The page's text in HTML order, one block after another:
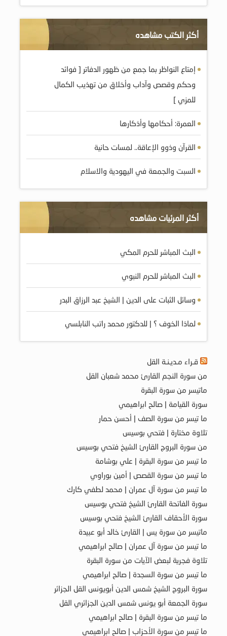
أكثر الكتب مشاهده
إمتاع النواظر بما جمع من ظهور الدفاتر [ فوائد
وحكم وقصص وآداب وأخلاق من تهذيب الكمال
للمزي ]
العمرة: أحكامها وأذكارها
القرآن وذوو الإعاقة.. لمسات حانية
السبت والجمعة في اليهودية والاسلام
أكثر المرئيات مشاهده
البث المباشر للحرم المكي
البث المباشر للحرم النبوي
وسائل الثبات على الدين | الشيخ عبد الرزاق البدر
لماذا الخوف ؟ | للدكتور محمد راتب النابلسي
قـراء مـديـنـة القل
من سورة النجم القارئ محمد شعبان القل
ماتيسر من سورة البقرة
سورة القيامة | صالح ابراهيمي
ما تيسر من سورة الصف | أحسن حمار
تلاوة مختارة | فتحي بوسيس
من سورة البروج القارئ الشيخ فتحي بوسيس
ما تيسر من سورة البقرة | علي بوشامة
ما تيسر من سورة القصص | أمين بوراوي
ما تيسر من سورة آل عمران | محمد لطفي كارك
سورة الفاتحة القارئ الشيخ فتحي بوسيس
سورة الأحقاف القارئ الشيخ فتحي بوسيس
ماتيسر من سورة يس | القارئ خالد أبو عبيدة
ما تيسر من سورة آل عمران | صالح ابراهيمي
تلاوة فجرية لبعض الآيات من سورة البقرة
ما تيسر من سورة السجدة | صالح ابراهيمي
سورة البروج الشيخ شمس الدين أبويونس القل الجزائر
سورة الجمعة أبو يونس شمس الدين الجزائري القل
ما تيسر من سورة البقرة | صالح ابراهيمي
ما تيسر من سورة الأحزاب | صالح ابراهيمي